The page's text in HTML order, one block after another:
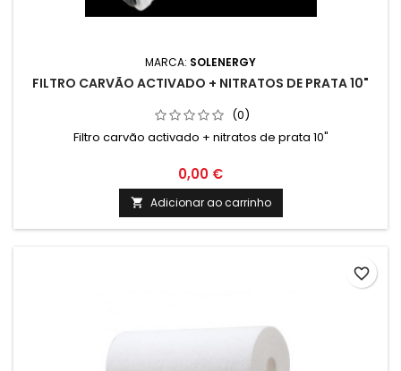
MARCA: SOLENERGY
FILTRO CARVÃO ACTIVADO + NITRATOS DE PRATA 10"
(0)
Filtro carvão activado + nitratos de prata 10"
0,00 €
 Adicionar ao carrinho
favorite_border